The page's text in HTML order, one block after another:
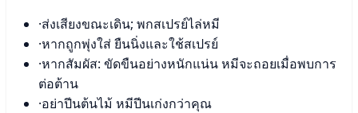
·ส่งเสียงขณะเดิน; พกสเปรย์ไล่หมี
·หากถูกพุ่งใส่ ยืนนิ่งและใช้สเปรย์
·หากสัมผัส: ขัดขืนอย่างหนักแน่น หมีจะถอยเมื่อพบการ
ต่อต้าน
·อย่าปีนต้นไม้ หมีปีนเก่งกว่าคุณ